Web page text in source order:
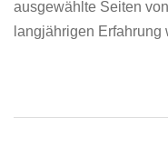
ausgewählte Seiten
langjährigen